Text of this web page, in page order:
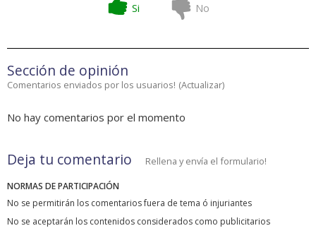
Si No
Sección de opinión
Comentarios enviados por los usuarios! (Actualizar)
No hay comentarios por el momento
Deja tu comentario Rellena y envía el formulario!
NORMAS DE PARTICIPACIÓN
No se permitirán los comentarios fuera de tema ó injuriantes
No se aceptarán los contenidos considerados como publicitarios